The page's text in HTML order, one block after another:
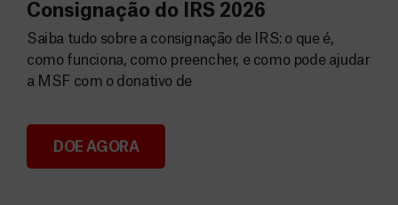
Consignação do IRS 2026
Consignação do IRS 2026
Saiba tudo sobre a consignação de IRS: o que é,
como funciona, como preencher, e como pode ajudar
a MSF com o donativo de
DOE AGORA